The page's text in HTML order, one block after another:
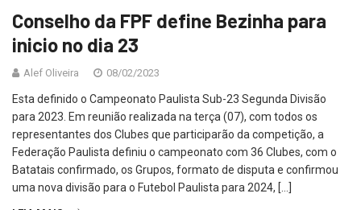
Conselho da FPF define Bezinha para
inicio no dia 23
Alef Oliveira 08/02/2023
Esta definido o Campeonato Paulista Sub-23 Segunda Divisão
para 2023. Em reunião realizada na terça (07), com todos os
representantes dos Clubes que participarão da competição, a
Federação Paulista definiu o campeonato com 36 Clubes, com o
Batatais confirmado, os Grupos, formato de disputa e confirmou
uma nova divisão para o Futebol Paulista para 2024, […]